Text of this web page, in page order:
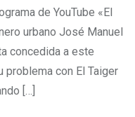
de YouTube «El
urbano José Manuel
concedida a este
problema con El Taiger
[…]